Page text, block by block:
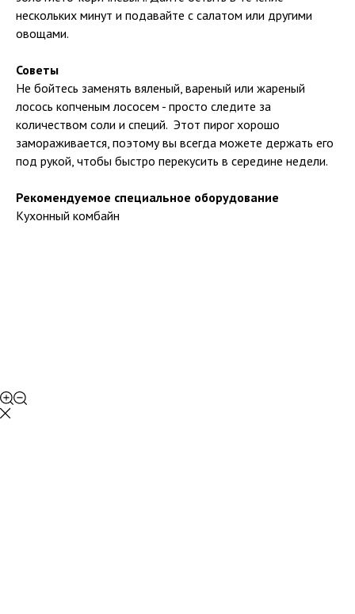
нескольких минут и подавайте с салатом или другими
овощами.
Советы
Не бойтесь заменять вяленый, вареный или жареный
лосось копченым лососем - просто следите за
количеством соли и специй. Этот пирог хорошо
замораживается, поэтому вы всегда можете держать его
под рукой, чтобы быстро перекусить в середине недели.
Рекомендуемое специальное оборудование
Кухонный комбайн